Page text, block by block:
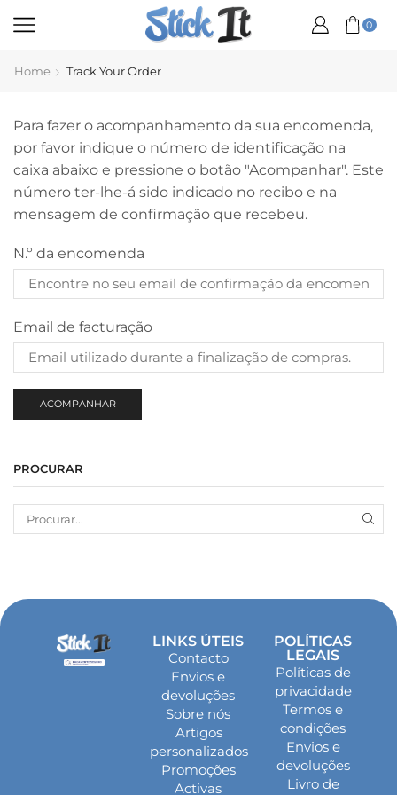
0
Home Track Your Order
Para fazer o acompanhamento da sua encomenda,
por favor indique o número de identificação na
caixa abaixo e pressione o botão "Acompanhar". Este
número ter-lhe-á sido indicado no recibo e na
mensagem de confirmação que recebeu.
N.º da encomenda
Email de facturação
ACOMPANHAR
PROCURAR
LINKS ÚTEIS
Contacto
Envios e
devoluções
Sobre nós
Artigos
personalizados
Promoções
Activas
POLÍTICAS
LEGAIS
Políticas de
privacidade
Termos e
condições
Envios e
devoluções
Livro de